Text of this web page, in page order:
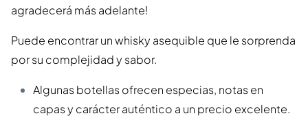
agradecerá más adelante!
Puede encontrar un whisky asequible que le sorprenda
por su complejidad y sabor.
Algunas botellas ofrecen especias, notas en
capas y carácter auténtico a un precio excelente.